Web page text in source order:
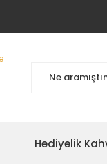
Hediyelik